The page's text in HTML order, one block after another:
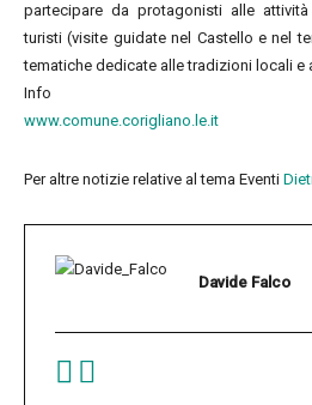
partecipare da protagonisti alle
turisti (visite guidate nel Castello e nel
tematiche dedicate alle tradizioni locali e
Info
www.comune.corigliano.le.it
Per altre notizie relative al tema Eventi
Davide Falco